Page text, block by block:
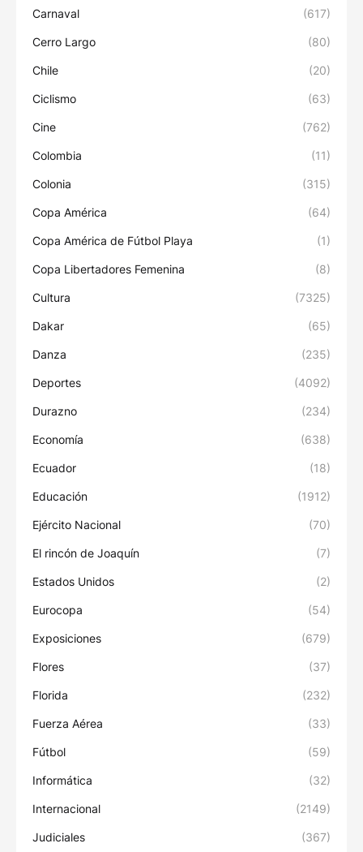
Carnaval (617)
Cerro Largo (80)
Chile (20)
Ciclismo (63)
Cine (762)
Colombia (11)
Colonia (315)
Copa América (64)
Copa América de Fútbol Playa (1)
Copa Libertadores Femenina (8)
Cultura (7325)
Dakar (65)
Danza (235)
Deportes (4092)
Durazno (234)
Economía (638)
Ecuador (18)
Educación (1912)
Ejército Nacional (70)
El rincón de Joaquín (7)
Estados Unidos (2)
Eurocopa (54)
Exposiciones (679)
Flores (37)
Florida (232)
Fuerza Aérea (33)
Fútbol (59)
Informática (32)
Internacional (2149)
Judiciales (367)